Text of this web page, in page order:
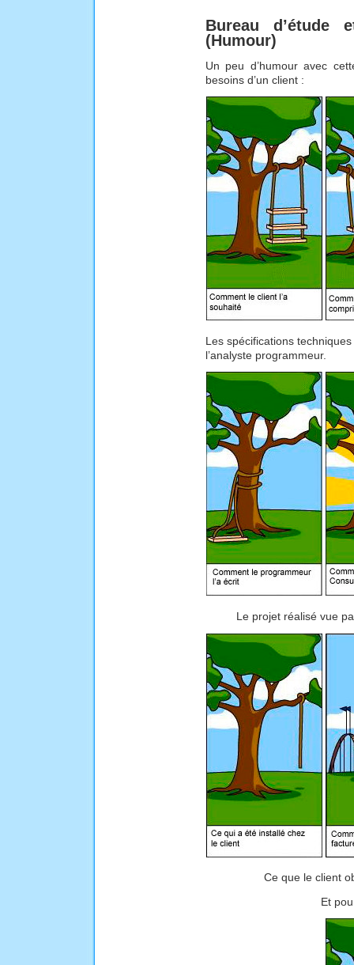
Bureau d’étude
(Humour)
Un peu d’humour avec
besoins d’un client :
Les spécifications
l’analyste programmeur.
Le projet réalisé vue
Ce que le client
Et